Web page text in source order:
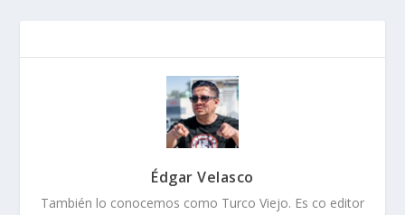
Édgar Velasco
También lo conocemos como Turco Viejo. Es co editor